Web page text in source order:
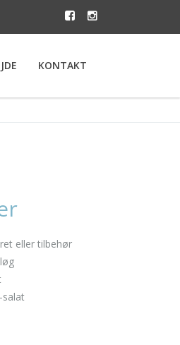
KONTAKT
eller tilbehør
salat